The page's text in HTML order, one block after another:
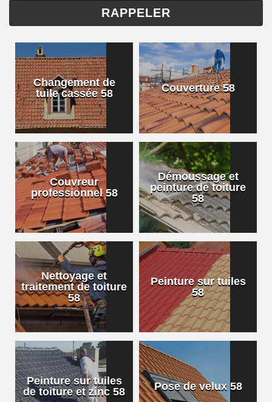
Changement de
tuile cassée 58
Couverture 58
Couvreur
professionnel 58
Démoussage et
peinture de toiture
58
Nettoyage et
traitement de toiture
58
Peinture sur tuiles
58
Peinture sur tuiles
de toiture et zinc 58
Pose de velux 58